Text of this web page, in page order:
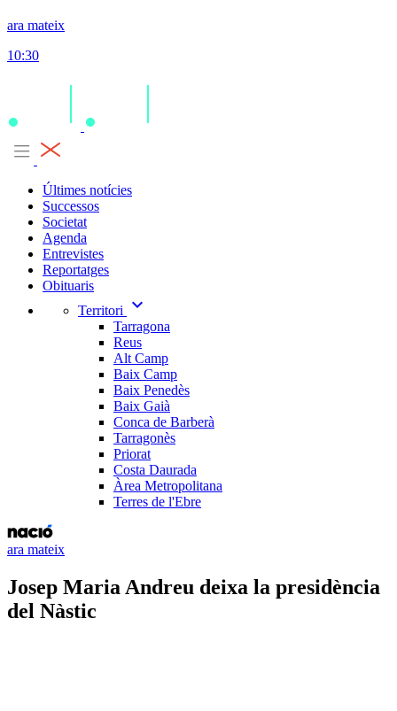
ara mateix
10:30
Últimes notícies
Successos
Societat
Agenda
Entrevistes
Reportatges
Obituaris
Territori
expand_more
Tarragona
Reus
Alt Camp
Baix Camp
Baix Penedès
Baix Gaià
Conca de Barberà
Tarragonès
Priorat
Costa Daurada
Àrea Metropolitana
Terres de l'Ebre
ara mateix
Josep Maria Andreu deixa la presidència
del Nàstic